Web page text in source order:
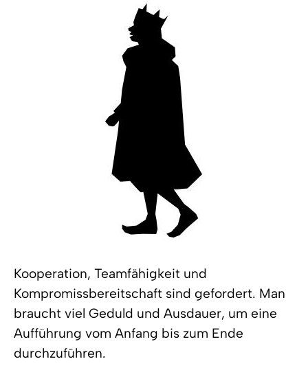
Kooperation, Teamfähigkeit und
Kompromissbereitschaft sind gefordert. Man
braucht viel Geduld und Ausdauer, um eine
Aufführung vom Anfang bis zum Ende
durchzuführen.